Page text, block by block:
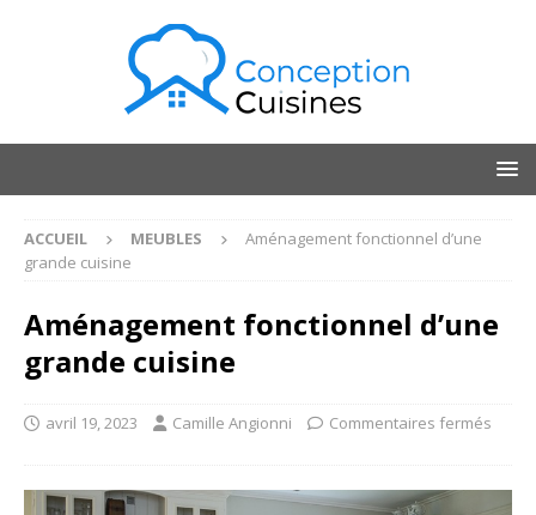
ACCUEIL MEUBLES
Aménagement fonctionnel d’une
grande cuisine
Aménagement fonctionnel d’une
grande cuisine
avril 19, 2023 Camille Angionni Commentaires fermés